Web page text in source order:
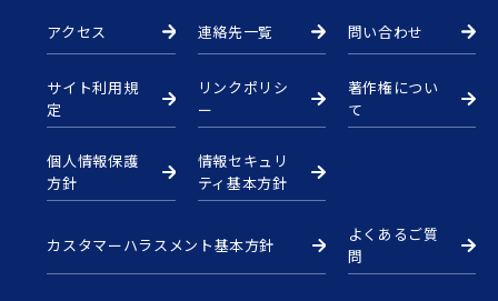
アクセス 連絡先一覧 問い合わせ
サイト利用規
定
リンクポリシ
ー
著作権につい
て
個人情報保護
方針
情報セキュリ
ティ基本方針
カスタマーハラスメント基本方針
よくあるご質
問